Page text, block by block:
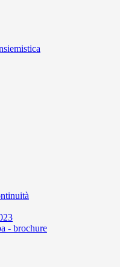
- brochure